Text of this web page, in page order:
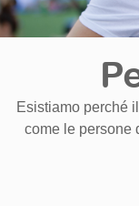
Esistiamo perché
come le persone